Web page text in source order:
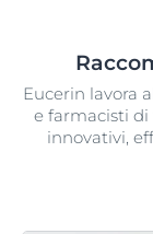
Eucerin lavora
e farmacisti
innovativi,